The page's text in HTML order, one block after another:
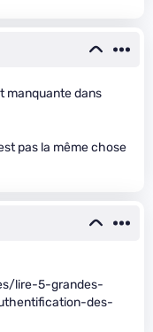
manquante dans
pas la même chose
lire-5-grandes-
des-